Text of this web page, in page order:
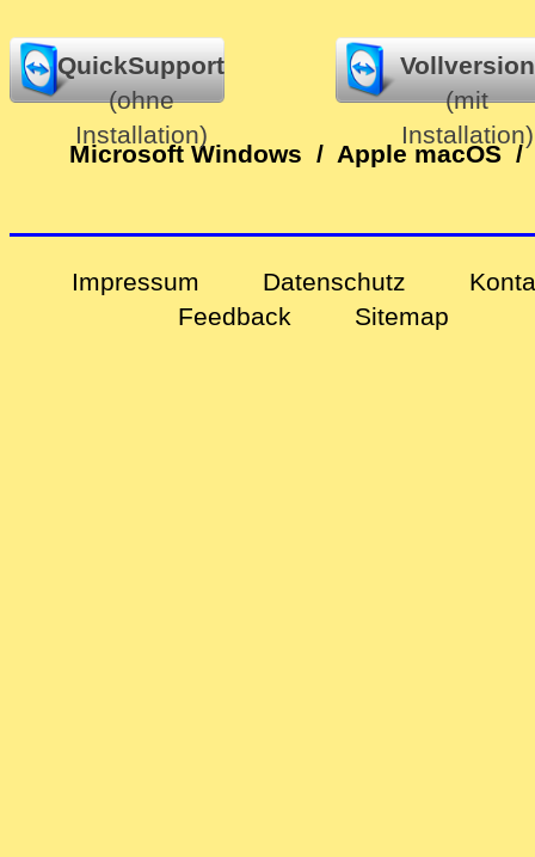
QuickSupport
(ohne
Installation)
Vollversion
(mit
Installation)
Microsoft Windows /Apple macOS /
Impressum Datenschutz
Feedback
Sitemap